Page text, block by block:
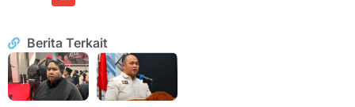
Berita Terkait